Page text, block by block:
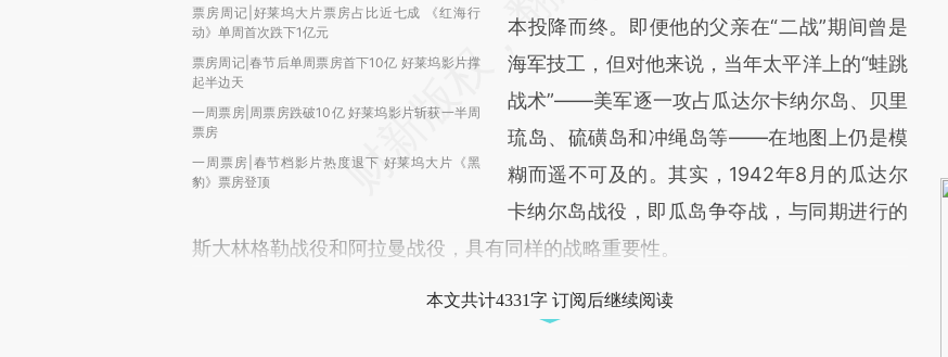
票房周记|好莱坞大片票房占比近七成 《红海行
动》单周首次跌下1亿元
票房周记|春节后单周票房首下10亿 好莱坞影片撑
起半边天
一周票房|周票房跌破10亿 好莱坞影片斩获一半周
票房
一周票房|春节档影片热度退下 好莱坞大片《黑
豹》票房登顶
本投降而终。即便他的父亲在“二战”期间曾是
海军技工，但对他来说，当年太平洋上的“蛙跳
战术”——美军逐一攻占瓜达尔卡纳尔岛、贝里
琉岛、硫磺岛和冲绳岛等——在地图上仍是模
糊而遥不可及的。其实，1942年8月的瓜达尔
卡纳尔岛战役，即瓜岛争夺战，与同期进行的
斯大林格勒战役和阿拉曼战役，具有同样的战略重要性。
本文共计4331字 订阅后继续阅读